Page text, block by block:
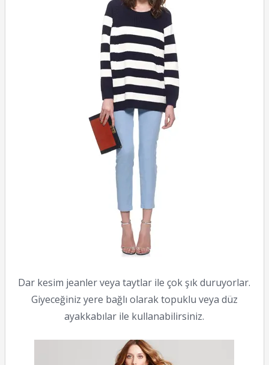
Dar kesim jeanler veya taytlar ile çok şık duruyorlar.
Giyeceğiniz yere bağlı olarak topuklu veya düz
ayakkabılar ile kullanabilirsiniz.